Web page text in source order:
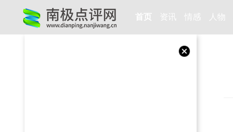
首页 资讯 情感 人物